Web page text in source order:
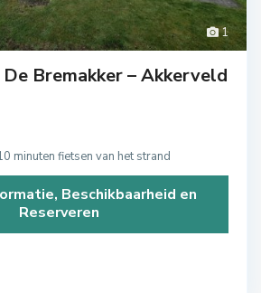
1
Bremakker – Akkerveld
minuten fietsen van het strand
Beschikbaarheid en
Reserveren